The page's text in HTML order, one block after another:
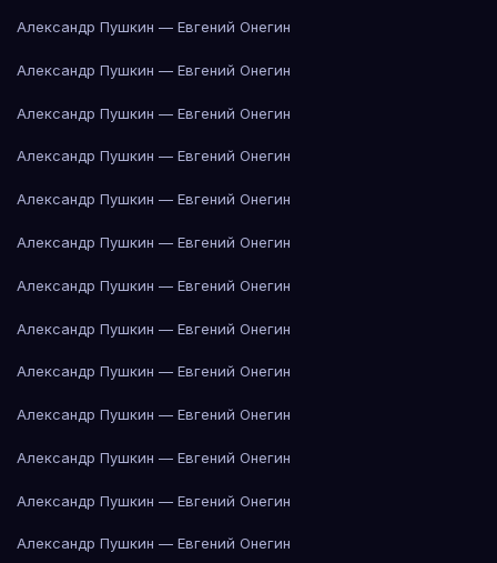
Александр Пушкин — Евгений Онегин
Александр Пушкин — Евгений Онегин
Александр Пушкин — Евгений Онегин
Александр Пушкин — Евгений Онегин
Александр Пушкин — Евгений Онегин
Александр Пушкин — Евгений Онегин
Александр Пушкин — Евгений Онегин
Александр Пушкин — Евгений Онегин
Александр Пушкин — Евгений Онегин
Александр Пушкин — Евгений Онегин
Александр Пушкин — Евгений Онегин
Александр Пушкин — Евгений Онегин
Александр Пушкин — Евгений Онегин